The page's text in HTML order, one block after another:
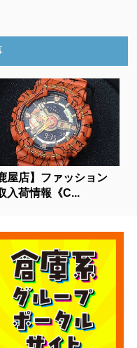
屋店】ファッション
入荷情報《C...